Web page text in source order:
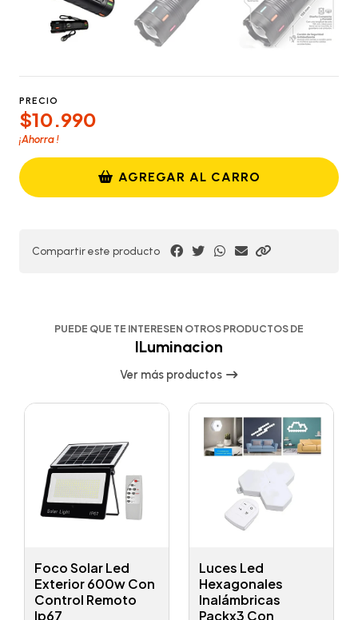
PRECIO
$10.990
¡Ahorra!
AGREGAR AL CARRO
Compartir este producto
PUEDE QUE TE INTERESEN OTROS PRODUCTOS DE
ILuminacion
Ver más productos
Foco Solar Led
Exterior 600w Con
Control Remoto
Ip67
Luces Led
Hexagonales
Inalámbricas
Packx3 Con